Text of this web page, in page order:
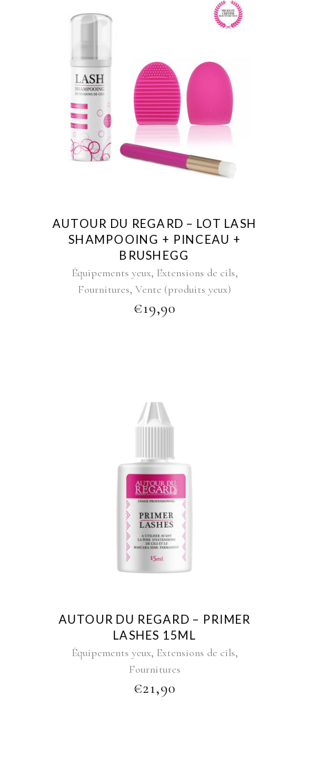
AUTOUR DU REGARD – LOT LASH
SHAMPOOING + PINCEAU +
BRUSHEGG
Équipements yeux, Extensions de cils,
Fournitures, Vente (produits yeux)
€19,90
AUTOUR DU REGARD – PRIMER
LASHES 15ML
Équipements yeux, Extensions de cils,
Fournitures
€21,90